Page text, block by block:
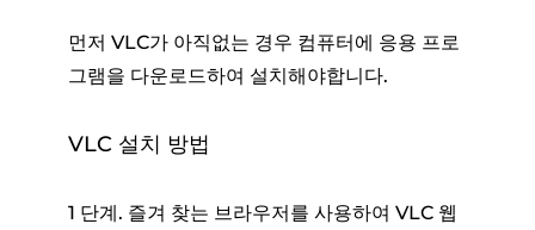
먼저 VLC가 아직없는 경우 컴퓨터에 응용 프로
그램을 다운로드하여 설치해야합니다.
VLC 설치 방법
1 단계. 즐겨 찾는 브라우저를 사용하여 VLC 웹